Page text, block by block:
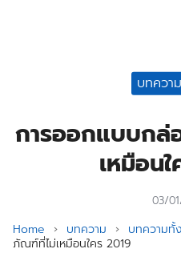
บทควา
การออกแบบก
เหมือน
03/
Home › บทความ › บทความทั้
ภัณฑ์ที่ไม่เหมือนใคร 2019